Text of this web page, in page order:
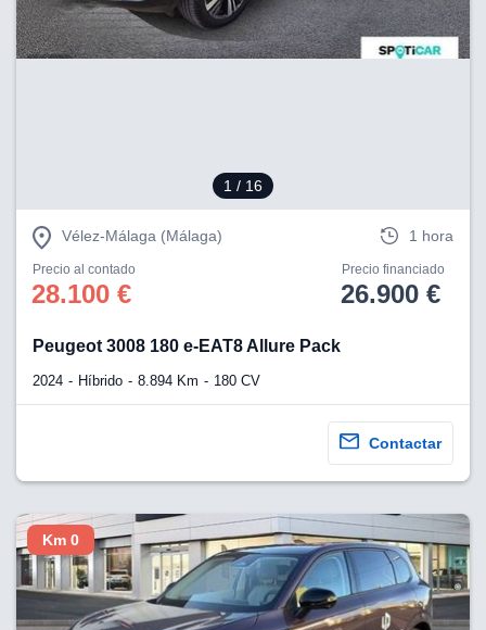
servicios.
socios
1 / 16
Vélez-Málaga (Málaga) 1 hora
Precio al contado
28.100 €
Precio financiado
26.900 €
Peugeot 3008 180 e-EAT8 Allure Pack
2024 Híbrido 8.894 Km 180 CV
Contactar
Km 0